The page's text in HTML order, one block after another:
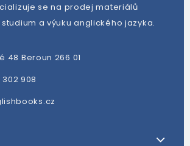
se na prodej materiálů
a výuku anglického jazyka.
48 Beroun 266 01
908